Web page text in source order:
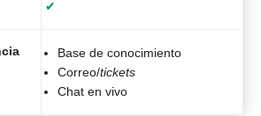
✔
Base de conocimiento
Correo/tickets
Chat en vivo